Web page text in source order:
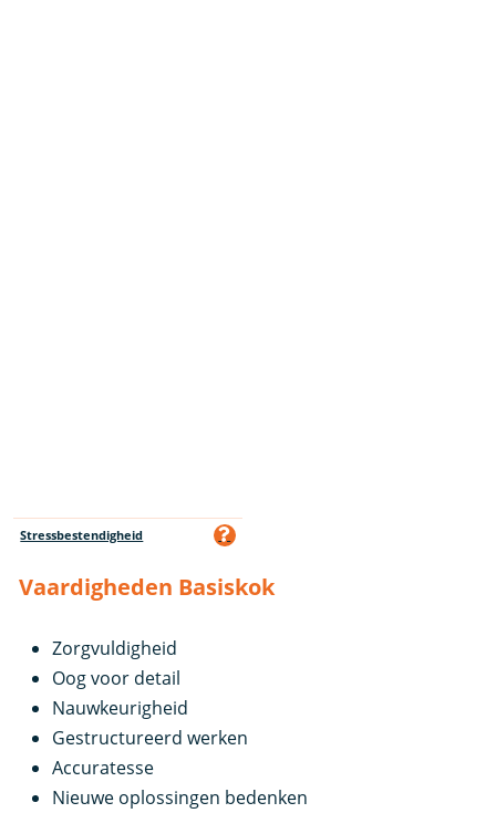
Stressbestendigheid
Vaardigheden Basiskok
Zorgvuldigheid
Oog voor detail
Nauwkeurigheid
Gestructureerd werken
Accuratesse
Nieuwe oplossingen bedenken